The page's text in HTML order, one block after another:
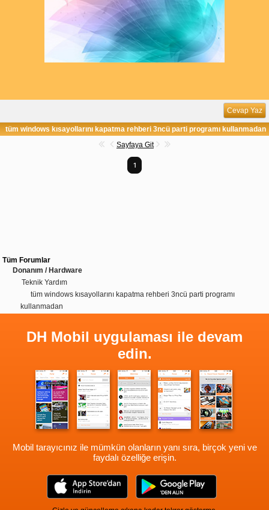
Cevap Yaz
tüm windows kısayollarını kapatma rehberi 3ncü parti programı kullanmadan
Sayfaya Git
1
Tüm Forumlar
Donanım / Hardware
Teknik Yardım
tüm windows kısayollarını kapatma rehberi 3ncü parti programı
kullanmadan
DH Mobil uygulaması ile devam
edin.
Mobil tarayıcınız ile mümkün olanların yanı sıra, birçok yeni ve
faydalı özelliğe erişin.